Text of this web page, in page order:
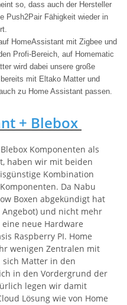
so, dass auch der Hersteller
Push2Pair Fähigkeit wieder in
HomeAssistant mit Zigbee und
Profi-Bereich, auf Homematic
wird dabei unsere große
mit Eltako Matter und
zu Home Assistant passen.
+ Blebox
Komponenten als
haben wir mit beiden
Kombination
Da Nabu
Boxen abgekündigt hat
und nicht mehr
neue Hardware
Raspberry PI. Home
wenigen Zentralen mit
Matter in den
in den Vordergrund der
legen wir damit
Lösung wie von Home